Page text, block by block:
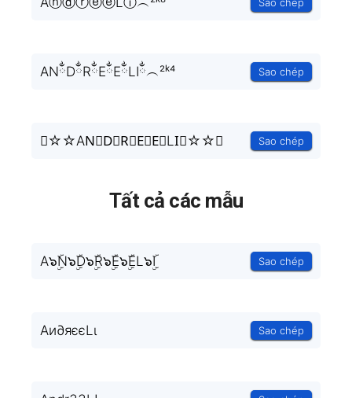
ANྂDྂRྂEྂEྂLIྂ︵²ᵏ⁴ Sao chép
╰☆☆AN⃒D⃒R⃒E⃒E⃒LI⃒☆☆╮ Sao chép
Tất cả các mẫu
A๖ۣۜN๖ۣۜD๖ۣۜR๖ۣۜE๖ۣۜEL๖ۣۜI Sao chép
Aи∂яєєLι Sao chép